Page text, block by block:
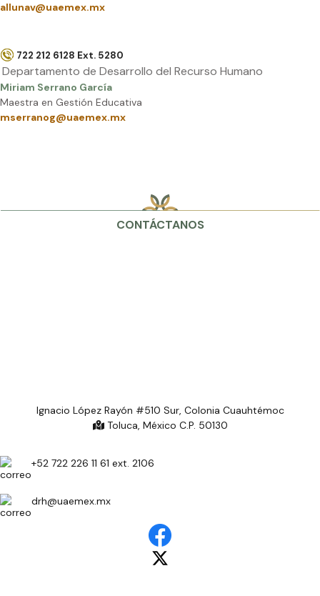
allunav@uaemex.mx
722 212 6128 Ext. 5280
Departamento de Desarrollo del Recurso Humano
Miriam Serrano García
Maestra en Gestión Educativa
mserranog@uaemex.mx
CONTÁCTANOS
Ignacio López Rayón #510 Sur, Colonia Cuauhtémoc
Toluca, México C.P. 50130
+52 722 226 11 61 ext. 2106
drh@uaemex.mx